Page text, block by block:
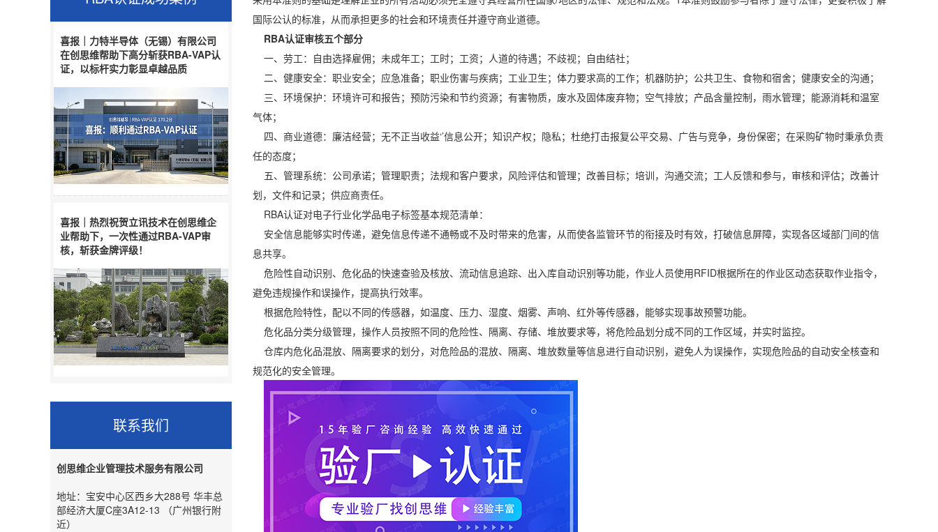
喜报｜力特半导体（无锡）有限公司
在创思维帮助下高分斩获RBA-VAP认
证，以标杆实力彰显卓越品质
喜报｜热烈祝贺立讯技术在创思维企
业帮助下，一次性通过RBA-VAP审
核，斩获金牌评级！
联系我们
创思维企业管理技术服务有限公司
地址：宝安中心区西乡大288号 华丰总
部经济大厦C座3A12-13 （广州银行附
近）
国际公认的标准，从而承担更多的社会和环境责任并遵守商业道德。
RBA认证审核五个部分
一、劳工：自由选择雇佣；未成年工；工时；工资；人道的待遇；不歧视；自由结社；
二、健康安全：职业安全；应急准备；职业伤害与疾病；工业卫生；体力要求高的工作；机器防护；公共卫生、食物和宿舍；健康安全的沟通；
三、环境保护：环境许可和报告；预防污染和节约资源；有害物质，废水及固体废弃物；空气排放；产品含量控制，雨水管理；能源消耗和温室
气体；
四、商业道德：廉洁经营；无不正当收益‘’信息公开；知识产权；隐私；杜绝打击报复公平交易、广告与竞争，身份保密；在采购矿物时秉承负责
任的态度；
五、管理系统：公司承诺；管理职责；法规和客户要求，风险评估和管理；改善目标；培训，沟通交流；工人反馈和参与，审核和评估；改善计
划，文件和记录；供应商责任。
RBA认证对电子行业化学品电子标签基本规范清单：
安全信息能够实时传递，避免信息传递不通畅或不及时带来的危害，从而使各监管环节的衔接及时有效，打破信息屏障，实现各区域部门间的信
息共享。
危险性自动识别、危化品的快速查验及核放、流动信息追踪、出入库自动识别等功能，作业人员使用RFID根据所在的作业区动态获取作业指令，
避免违规操作和误操作，提高执行效率。
根据危险特性，配以不同的传感器，如温度、压力、湿度、烟雾、声响、红外等传感器，能够实现事故预警功能。
危化品分类分级管理，操作人员按照不同的危险性、隔离、存储、堆放要求等，将危险品划分成不同的工作区域，并实时监控。
仓库内危化品混放、隔离要求的划分，对危险品的混放、隔离、堆放数量等信息进行自动识别，避免人为误操作，实现危险品的自动安全核查和
规范化的安全管理。